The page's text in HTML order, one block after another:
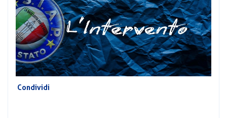
PREVIDENZA
CONVENZIONI
AREA
CORSI
MOBILITÀ
DEL
PERSONALE
Condividi